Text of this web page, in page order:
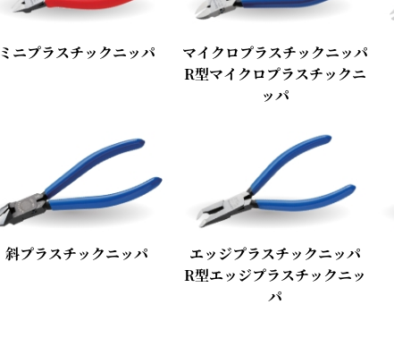
ミニプラスチックニッパ
マイクロプラスチックニッパ
R型マイクロプラスチックニ
ッパ
斜プラスチックニッパ
エッジプラスチックニッパ
R型エッジプラスチックニッ
パ